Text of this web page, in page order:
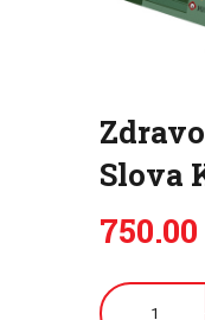
Slova
750.00
Zdravo!